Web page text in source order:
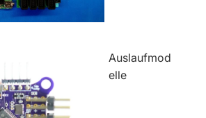
Auslaufmod
elle